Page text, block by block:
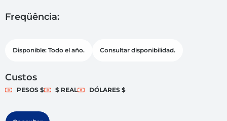
Freqüência:
Disponible: Todo el año. Consultar disponibilidad.
Custos
PESOS $ $ REAL DÓLARES $